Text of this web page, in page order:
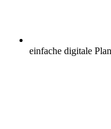
einfache digitale